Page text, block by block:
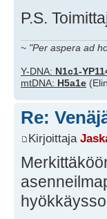
P.S.
~ "Per aspera ad
Y-DNA: N1c1-
mtDNA: H5a1e
Re:
Kirjoittaja